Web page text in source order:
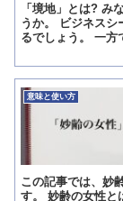
「境地」とは? み
うか。 ビジネスシ
るでしょう。 一方
意味と使い方
この記事では、妙
す。 妙齢の女性と